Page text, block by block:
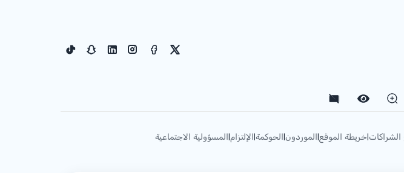
الشراكات|خريطة الموقع|الموردون|الحوكمة|الإلتزام|المسؤولية الاجتماعية